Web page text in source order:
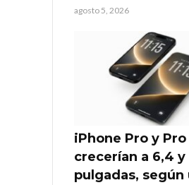
agosto 5, 2026
iPhone Pro y Pro
crecerían a 6,4 y
pulgadas, según